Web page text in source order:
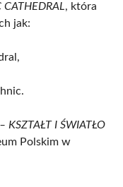
CATHEDRAL, która
jak:
KSZTAŁT I ŚWIATŁO
Polskim w